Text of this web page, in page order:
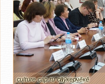
culture.cap.ru сӑнӳкерчӗкӗ